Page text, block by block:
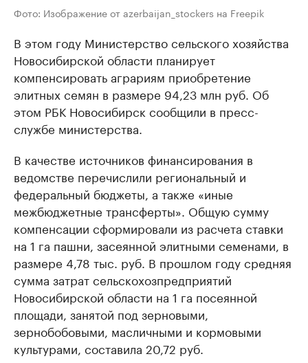
Фото: Изображение от azerbaijan_stockers на Freepik
В этом году Министерство сельского хозяйства
Новосибирской области планирует
компенсировать аграриям приобретение
элитных семян в размере 94,23 млн руб. Об
этом РБК Новосибирск сообщили в пресс-
службе министерства.
В качестве источников финансирования в
ведомстве перечислили региональный и
федеральный бюджеты, а также «иные
межбюджетные трансферты». Общую сумму
компенсации сформировали из расчета ставки
на 1 га пашни, засеянной элитными семенами, в
размере 4,78 тыс. руб. В прошлом году средняя
сумма затрат сельскохозпредприятий
Новосибирской области на 1 га посеянной
площади, занятой под зерновыми,
зернобобовыми, масличными и кормовыми
культурами, составила 20,72 руб.